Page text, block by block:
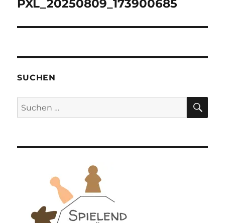
PXL_20250809_173900685
SUCHEN
Suchen
nach: